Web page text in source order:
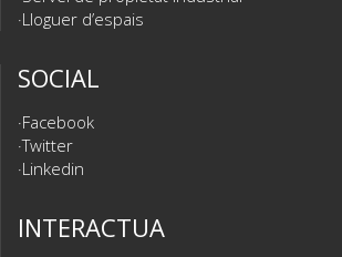
Lloguer d’espais
SOCIAL
Facebook
Twitter
Linkedin
INTERACTUA